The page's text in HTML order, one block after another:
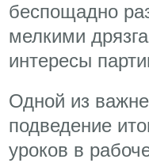
беспощадно
мелкими
интересы
Одной из
подведение
уроков в